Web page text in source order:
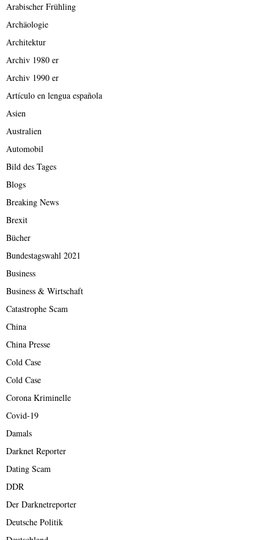
Arabischer Frühling
Archäologie
Architektur
Archiv 1980 er
Archiv 1990 er
Artículo en lengua española
Asien
Australien
Automobil
Bild des Tages
Blogs
Breaking News
Brexit
Bücher
Bundestagswahl 2021
Business
Business & Wirtschaft
Catastrophe Scam
China
China Presse
Cold Case
Cold Case
Corona Kriminelle
Covid-19
Damals
Darknet Reporter
Dating Scam
DDR
Der Darknetreporter
Deutsche Politik